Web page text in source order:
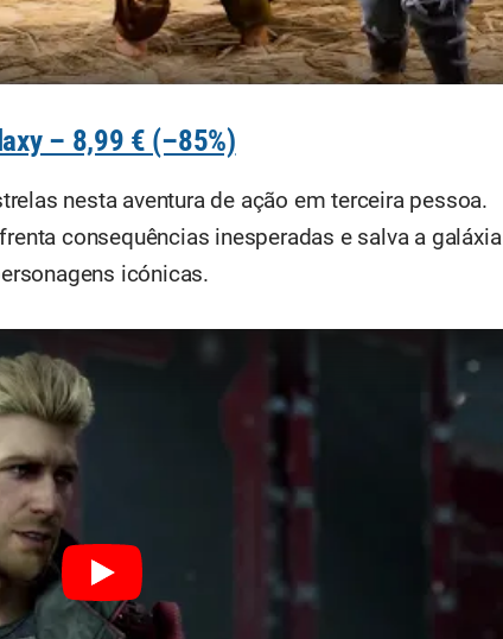
– 8,99 € (–85%)
nesta aventura de ação em terceira pessoa.
consequências inesperadas e salva a galáxia
icónicas.